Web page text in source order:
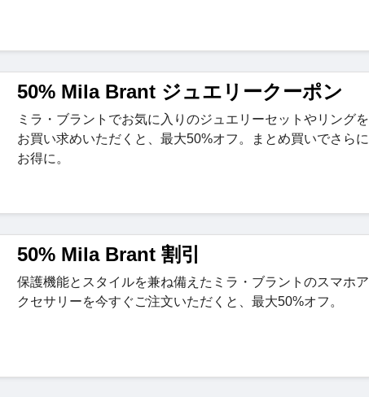
50% Mila Brant ジュエリークーポン
ミラ・ブラントでお気に入りのジュエリーセットやリングを
お買い求めいただくと、最大50%オフ。まとめ買いでさらに
お得に。
50% Mila Brant 割引
保護機能とスタイルを兼ね備えたミラ・ブラントのスマホア
クセサリーを今すぐご注文いただくと、最大50%オフ。